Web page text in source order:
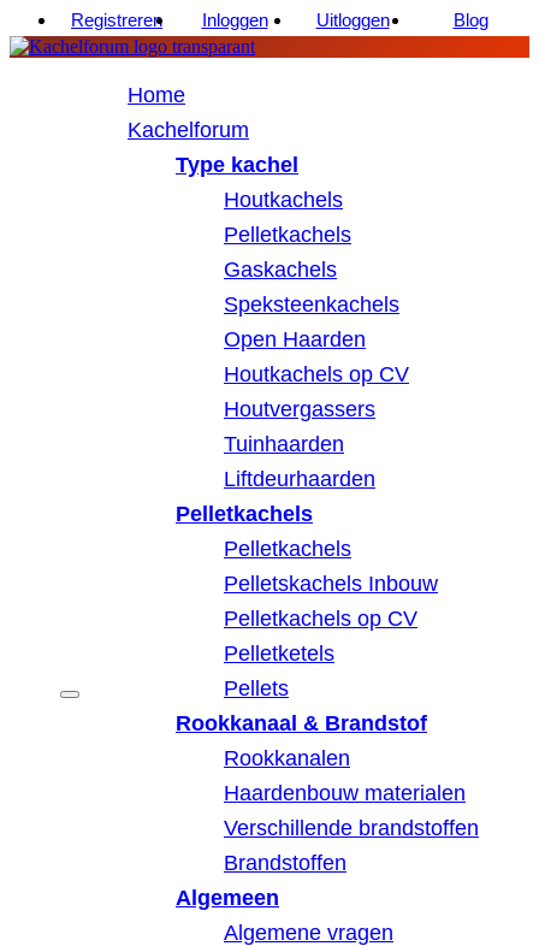
Registreren Inloggen Uitloggen Blog
Home
Kachelforum
Type kachel
Houtkachels
Pelletkachels
Gaskachels
Speksteenkachels
Open Haarden
Houtkachels op CV
Houtvergassers
Tuinhaarden
Liftdeurhaarden
Pelletkachels
Pelletkachels
Pelletskachels Inbouw
Pelletkachels op CV
Pelletketels
Pellets
Rookkanaal & Brandstof
Rookkanalen
Haardenbouw materialen
Verschillende brandstoffen
Brandstoffen
Algemeen
Algemene vragen